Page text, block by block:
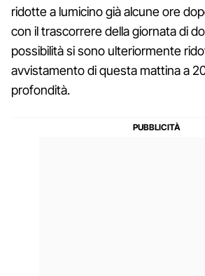
ridotte a lumicino già alcune ore
con il trascorrere della giornata di
possibilità si sono ulteriormente
avvistamento di questa mattina a
profondità.